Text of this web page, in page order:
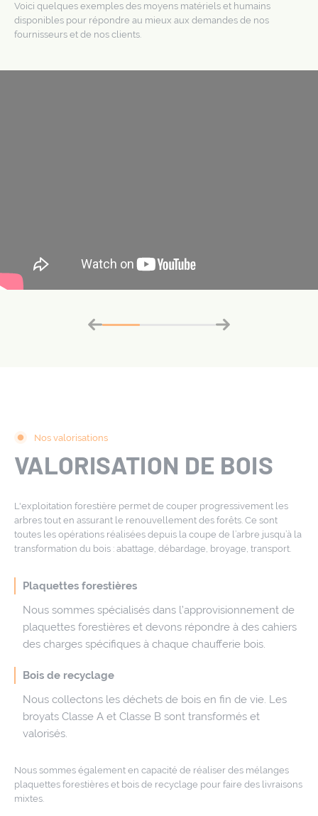
Voici quelques exemples des moyens matériels et humains
disponibles pour répondre au mieux aux demandes de nos
fournisseurs et de nos clients.
Nos valorisations
VALORISATION DE BOIS
L'exploitation forestière permet de couper progressivement les
arbres tout en assurant le renouvellement des forêts. Ce sont
toutes les opérations réalisées depuis la coupe de l’arbre jusqu’à la
transformation du bois : abattage, débardage, broyage, transport.
Plaquettes forestières
Nous sommes spécialisés dans l’approvisionnement de
plaquettes forestières et devons répondre à des cahiers
des charges spécifiques à chaque chaufferie bois.
Bois de recyclage
Nous collectons les déchets de bois en fin de vie. Les
broyats Classe A et Classe B sont transformés et
valorisés.
Nous sommes également en capacité de réaliser des mélanges
plaquettes forestières et bois de recyclage pour faire des livraisons
mixtes.